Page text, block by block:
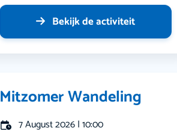
Bekijk de activiteit
Mitzomer Wandeling
7 August 2026 | 10:00